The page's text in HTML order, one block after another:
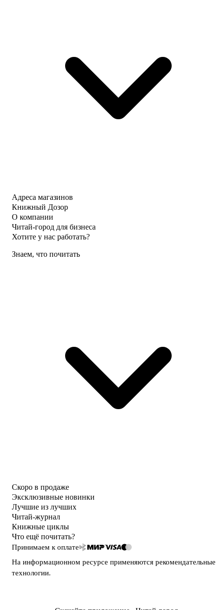
Адреса магазинов
Книжный Дозор
О компании
Читай-город для бизнеса
Хотите у нас работать?
Знаем, что почитать
Скоро в продаже
Эксклюзивные новинки
Лучшие из лучших
Читай-журнал
Книжные циклы
Что ещё почитать?
Принимаем к оплате
На информационном ресурсе применяются рекомендательные
технологии.